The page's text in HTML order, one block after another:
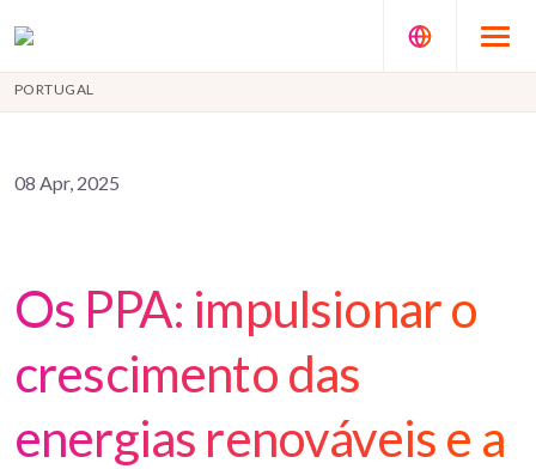
PORTUGAL
08 Apr, 2025
Os PPA: impulsionar o
crescimento das
energias renováveis e a